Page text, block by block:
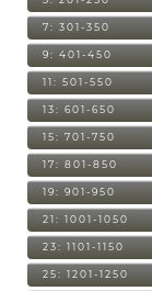
7: 301-350
9: 401-450
11: 501-550
13: 601-650
15: 701-750
17: 801-850
19: 901-950
21: 1001-1050
23: 1101-1150
25: 1201-1250